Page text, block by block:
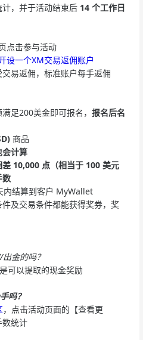
，并于活动结束后 14 个工作日
点击参与活动
设一个XM交易返佣账户
易返佣，标准账户每手返佣
足200美金即可报名， 报名后名
商品
会计算
10,000 点（相当于 100 美元
数
内结算到客户 MyWallet
及交易条件都能获得奖券，奖
金的吗？
可以提取的现金奖励
吗？
，点击活动页面的【查看更
数统计